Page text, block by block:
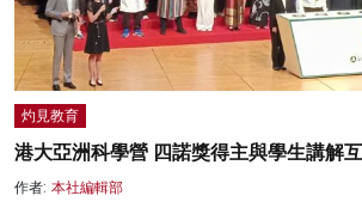
灼見教育
港大亞洲科學營 四諾獎得主與學生講解
作者: 本社編輯部